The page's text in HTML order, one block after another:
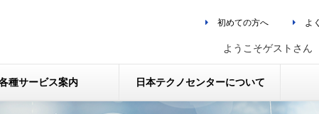
初めての方へ よ
ようこそゲストさん
種サービス案内 日本テクノセンターについて